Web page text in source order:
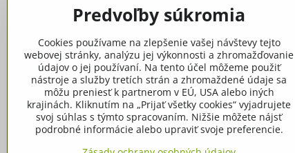
Mária Dobiášová
vedúca školskej jedálne
Konzultačné hodiny:UT a ŠTV od 7:00 do 15:00 hod.,
PIA od 12,00 do 16,00 hod.
Predvoľby súkromia
Cookies používame na zlepšenie vašej návštevy tejto
webovej stránky, analýzu jej výkonnosti a zhromažďovanie
údajov o jej používaní. Na tento účel môžeme použiť
nástroje a služby tretích strán a zhromaždené údaje sa
môžu preniesť k partnerom v EÚ, USA alebo iných
krajinách. Kliknutím na „Prijať všetky cookies“ vyjadrujete
svoj súhlas s týmto spracovaním. Nižšie môžete nájsť
podrobné informácie alebo upraviť svoje preferencie.